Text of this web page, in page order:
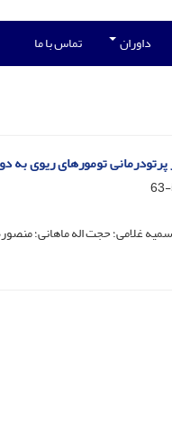
داوران تماس با ما
تومورهای ریوی به
غلامی؛ حجت اله ماهانی؛